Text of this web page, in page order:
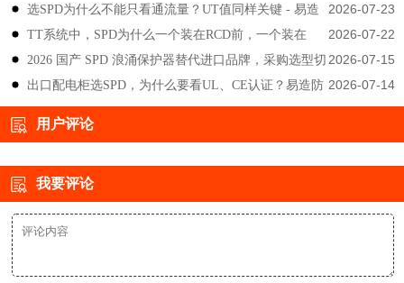
2026-07-23
选SPD为什么不能只看通流量？UT值同样关键 - 易造
防雷
2026-07-22
TT系统中，SPD为什么一个装在RCD前，一个装在
后？-易造防雷
2026-07-15
2026 国产 SPD 浪涌保护器替代进口品牌，采购选型切
勿只对比价格-易造防雷
2026-07-14
出口配电柜选SPD，为什么要看UL、CE认证？易造防
用户评论
我要评论